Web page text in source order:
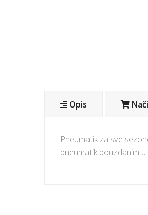
Opis
Pneumatik za sve
pneumatik pouzdanim